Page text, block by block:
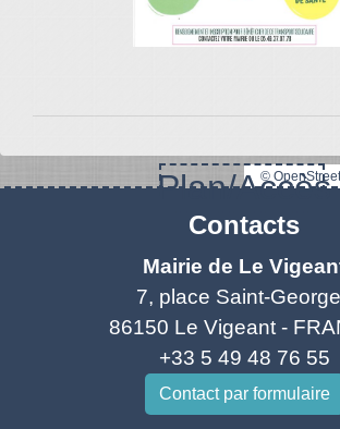
Plan/Accès
©
Contacts
Mairie de Le
7, place Saint-
86150 Le Vigeant -
+33 5 49 48 76 55
Contact par formulaire